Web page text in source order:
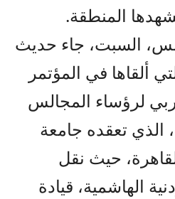
المنطقة.
السبت، جاء حديث
ألقاها في المؤتمر
لرؤساء المجالس
الذي تعقده جامعة
حيث نقل
الهاشمية، قيادة